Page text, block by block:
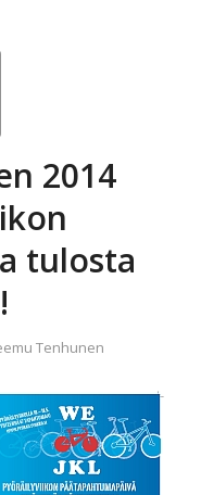
2014
tulosta
Tenhunen